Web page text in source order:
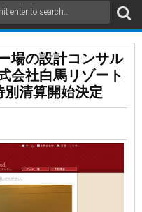
場の設計コンサル
会社白馬リゾート
清算開始決定